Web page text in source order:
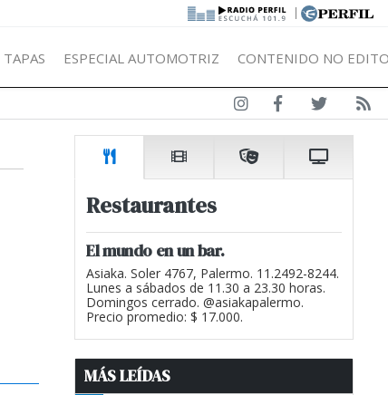
|
TAPAS ESPECIAL AUTOMOTRIZ CONTENIDO NO
Restaurantes
El mundo en un bar.
Asiaka. Soler 4767, Palermo. 11.2492-8244.
Lunes a sábados de 11.30 a 23.30 horas.
Domingos cerrado. @asiakapalermo.
Precio promedio: $ 17.000.
MÁS LEÍDAS